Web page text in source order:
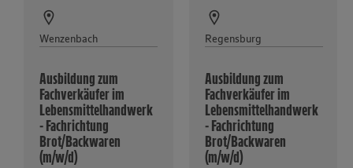
Wenzenbach
Ausbildung zum
Fachverkäufer im
Lebensmittelhandwerk
- Fachrichtung
Brot/Backwaren
(m/w/d)
Regensburg
Ausbildung zum
Fachverkäufer im
Lebensmittelhandwerk
- Fachrichtung
Brot/Backwaren
(m/w/d)